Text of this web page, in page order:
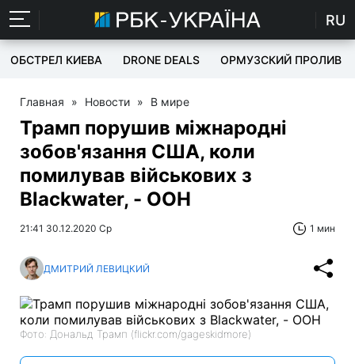
RU
ОБСТРЕЛ КИЕВА DRONE DEALS ОРМУЗСКИЙ ПРОЛИВ
Главная » Новости » В мире
Трамп порушив міжнародні
зобов'язання США, коли
помилував військових з
Blackwater, - ООН
21:41 30.12.2020 Ср 1 мин
ДМИТРИЙ ЛЕВИЦКИЙ
Фото: Дональд Трамп (flickr.com/gageskidmore)